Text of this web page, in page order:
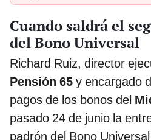
Cuando saldrá el
del Bono Universal
Richard Ruiz, director
Pensión 65 y encargado
pagos de los bonos del
pasado 24 de junio la
padrón del Bono